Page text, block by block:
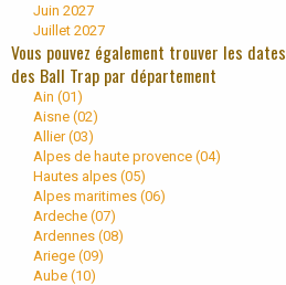
Juin 2027
Juillet 2027
Vous pouvez également trouver les dates
des Ball Trap par département
Ain (01)
Aisne (02)
Allier (03)
Alpes de haute provence (04)
Hautes alpes (05)
Alpes maritimes (06)
Ardeche (07)
Ardennes (08)
Ariege (09)
Aube (10)